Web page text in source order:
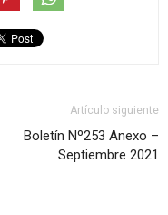
Artículo siguiente
Boletín Nº253 Anexo –
Septiembre 2021